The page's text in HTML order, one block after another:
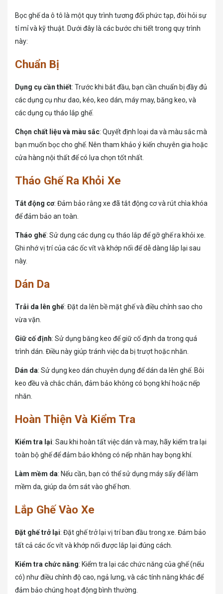
Bọc ghế da ô tô là một quy trình tương đối phức tạp, đòi hỏi sự
tỉ mỉ và kỹ thuật. Dưới đây là các bước chi tiết trong quy trình
này:
Chuẩn Bị
Dụng cụ cần thiết: Trước khi bắt đầu, bạn cần chuẩn bị đầy đủ
các dụng cụ như dao, kéo, keo dán, máy may, băng keo, và
các dụng cụ tháo lắp ghế.
Chọn chất liệu và màu sắc: Quyết định loại da và màu sắc mà
bạn muốn bọc cho ghế. Nên tham khảo ý kiến chuyên gia hoặc
cửa hàng nội thất để có lựa chọn tốt nhất.
Tháo Ghế Ra Khỏi Xe
Tắt động cơ: Đảm bảo rằng xe đã tắt động cơ và rút chìa khóa
để đảm bảo an toàn.
Tháo ghế: Sử dụng các dụng cụ tháo lắp để gỡ ghế ra khỏi xe.
Ghi nhớ vị trí của các ốc vít và khớp nối để dễ dàng lắp lại sau
này.
Dán Da
Trải da lên ghế: Đặt da lên bề mặt ghế và điều chỉnh sao cho
vừa vặn.
Giữ cố định: Sử dụng băng keo để giữ cố định da trong quá
trình dán. Điều này giúp tránh việc da bị trượt hoặc nhăn.
Dán da: Sử dụng keo dán chuyên dụng để dán da lên ghế. Bôi
keo đều và chắc chắn, đảm bảo không có bọng khí hoặc nếp
nhăn.
Hoàn Thiện Và Kiểm Tra
Kiểm tra lại: Sau khi hoàn tất việc dán và may, hãy kiểm tra lại
toàn bộ ghế để đảm bảo không có nếp nhăn hay bọng khí.
Làm mềm da: Nếu cần, bạn có thể sử dụng máy sấy để làm
mềm da, giúp da ôm sát vào ghế hơn.
Lắp Ghế Vào Xe
Đặt ghế trở lại: Đặt ghế trở lại vị trí ban đầu trong xe. Đảm bảo
tất cả các ốc vít và khớp nối được lắp lại đúng cách.
Kiểm tra chức năng: Kiểm tra lại các chức năng của ghế (nếu
có) như điều chỉnh độ cao, ngả lưng, và các tính năng khác để
đảm bảo chúng hoạt động bình thường.